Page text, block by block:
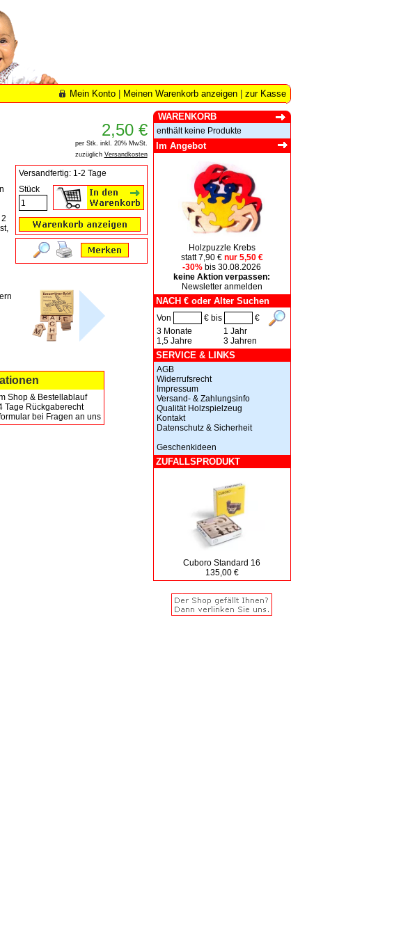
Mein Konto| Meinen Warenkorb anzeigen| zur Kasse
2,50 €
per Stk. inkl. 20% MwSt.
zuzüglich Versandkosten
Versandfertig: 1-2 Tage
Stück
Shop & Bestellablauf
Tage Rückgaberecht
bei Fragen an uns
WARENKORB
enthält keine Produkte
Im Angebot
Holzpuzzle Krebs
statt 7,90 €nur 5,50 €
-30% bis 30.08.2026
keine Aktion verpassen:
Newsletter anmelden
NACH € oder Alter Suchen
Von € bis
€
3 Monate
1,5 Jahre
1 Jahr
3 Jahren
SERVICE & LINKS
AGB
Widerrufsrecht
Impressum
Versand- & Zahlungsinfo
Qualität Holzspielzeug
Kontakt
Datenschutz & Sicherheit
Geschenkideen
ZUFALLSPRODUKT
Cuboro Standard 16
135,00 €